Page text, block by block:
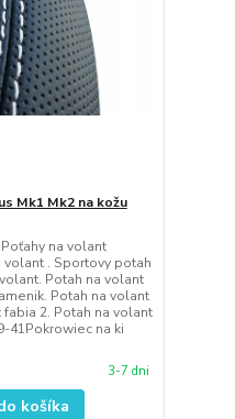
Mk1 Mk2 na kožu
na volant
. Sportovy potah
Potah na volant
Potah na volant
2. Potah na volant
41Pokrowiec na ki
3-7 dni
košíka